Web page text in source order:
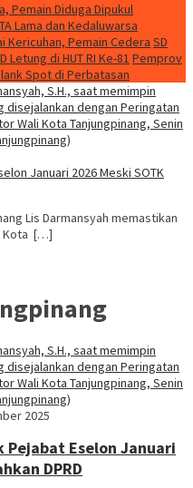
Pemain Diduga Dipukul
Lama dan Kedaluwarsa
Kericuhan, Pemain Cedera SD
Letung di HUT RI Ke-81 Pemprov
Spot di Perbatasan
Januari 2026 Meski SOTK
Lis Darmansyah memastikan
Kota […]
2025
Pejabat Eselon Januari
DPRD